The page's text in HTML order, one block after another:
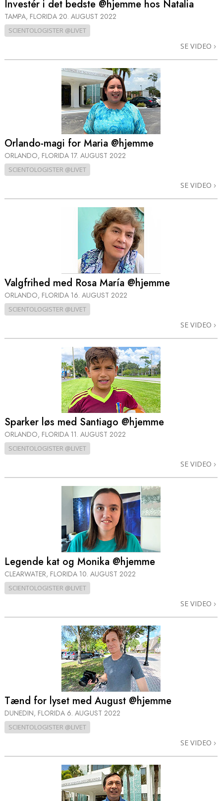
Investér i det bedste @hjemme hos Natalia
TAMPA, FLORIDA 20. AUGUST 2022
SCIENTOLOGISTER @LIVET
SE VIDEO
Orlando-magi for Maria @hjemme
ORLANDO, FLORIDA 17. AUGUST 2022
SCIENTOLOGISTER @LIVET
SE VIDEO
Valgfrihed med Rosa María @hjemme
ORLANDO, FLORIDA 16. AUGUST 2022
SCIENTOLOGISTER @LIVET
SE VIDEO
Sparker løs med Santiago @hjemme
ORLANDO, FLORIDA 11. AUGUST 2022
SCIENTOLOGISTER @LIVET
SE VIDEO
Legende kat og Monika @hjemme
CLEARWATER, FLORIDA 10. AUGUST 2022
SCIENTOLOGISTER @LIVET
SE VIDEO
Tænd for lyset med August @hjemme
DUNEDIN, FLORIDA 6. AUGUST 2022
SCIENTOLOGISTER @LIVET
SE VIDEO